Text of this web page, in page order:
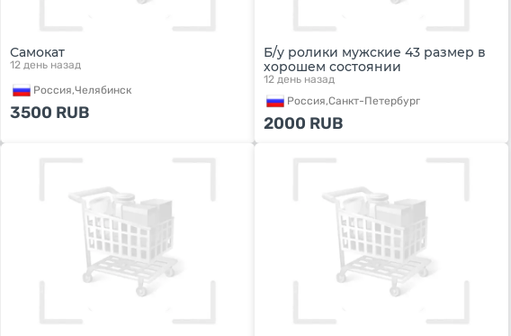
Самокат
12 день назад
Россия,Челябинск
3500 RUB
Б/у ролики мужские 43 размер в
хорошем состоянии
12 день назад
Россия,Санкт-Петербург
2000 RUB